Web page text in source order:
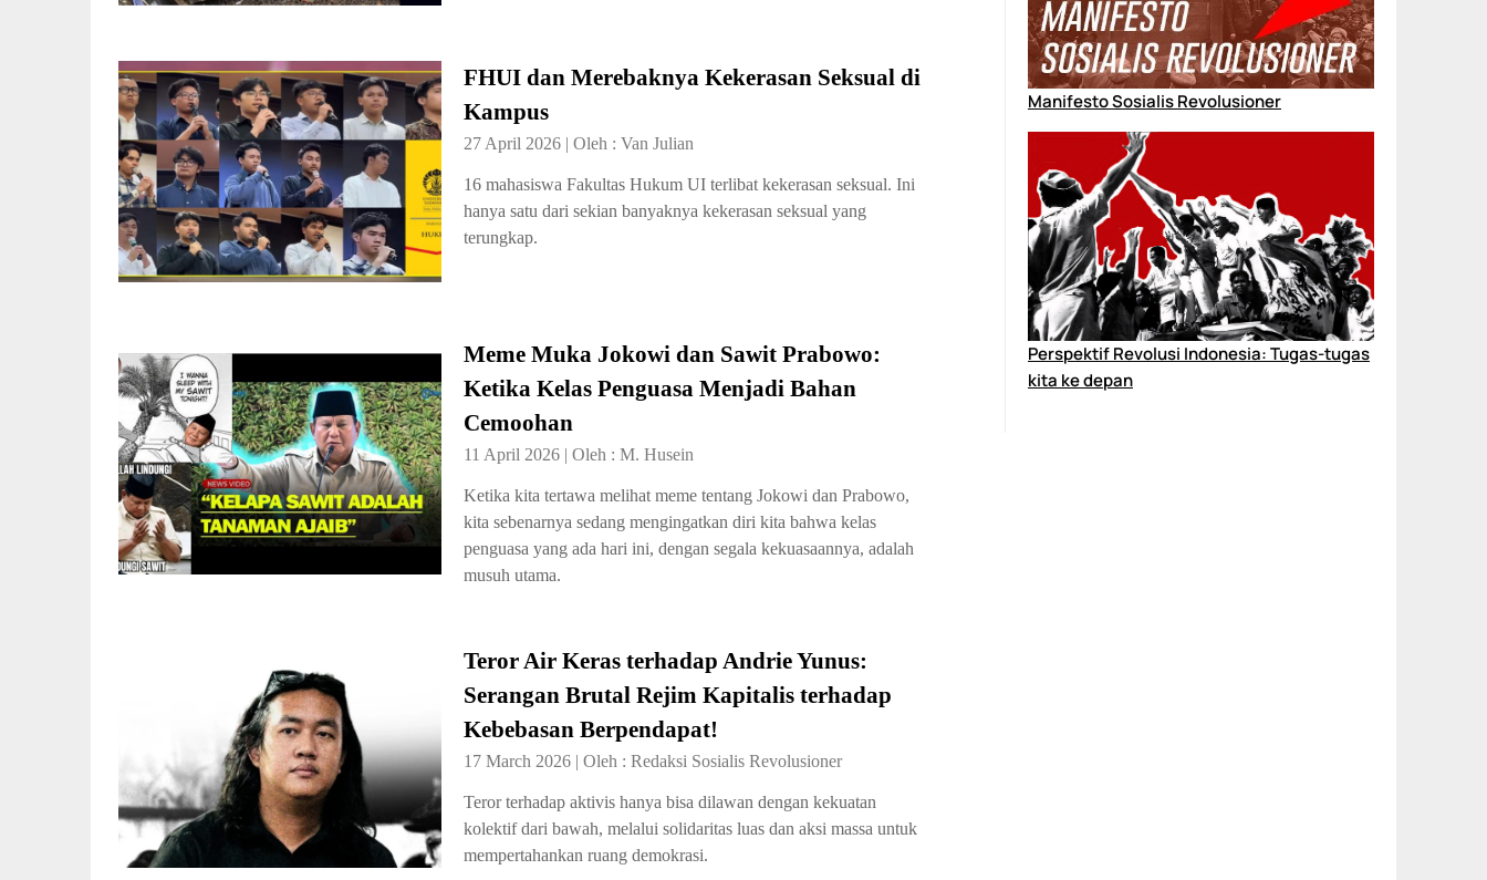
FHUI dan Merebaknya Kekerasan Seksual di
Kampus
27 April 2026 | Oleh : Van Julian
16 mahasiswa Fakultas Hukum UI terlibat kekerasan seksual. Ini
hanya satu dari sekian banyaknya kekerasan seksual yang
terungkap.
Meme Muka Jokowi dan Sawit Prabowo:
Ketika Kelas Penguasa Menjadi Bahan
Cemoohan
11 April 2026 | Oleh : M. Husein
Ketika kita tertawa melihat meme tentang Jokowi dan Prabowo,
kita sebenarnya sedang mengingatkan diri kita bahwa kelas
penguasa yang ada hari ini, dengan segala kekuasaannya, adalah
musuh utama.
Teror Air Keras terhadap Andrie Yunus:
Serangan Brutal Rejim Kapitalis terhadap
Kebebasan Berpendapat!
17 March 2026 | Oleh : Redaksi Sosialis Revolusioner
Teror terhadap aktivis hanya bisa dilawan dengan kekuatan
kolektif dari bawah, melalui solidaritas luas dan aksi massa untuk
mempertahankan ruang demokrasi.
Manifesto Sosialis Revolusioner
Perspektif Revolusi Indonesia: Tugas-tugas
kita ke depan